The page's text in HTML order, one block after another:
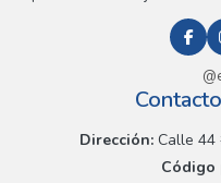
Dirección:Calle 44
Código